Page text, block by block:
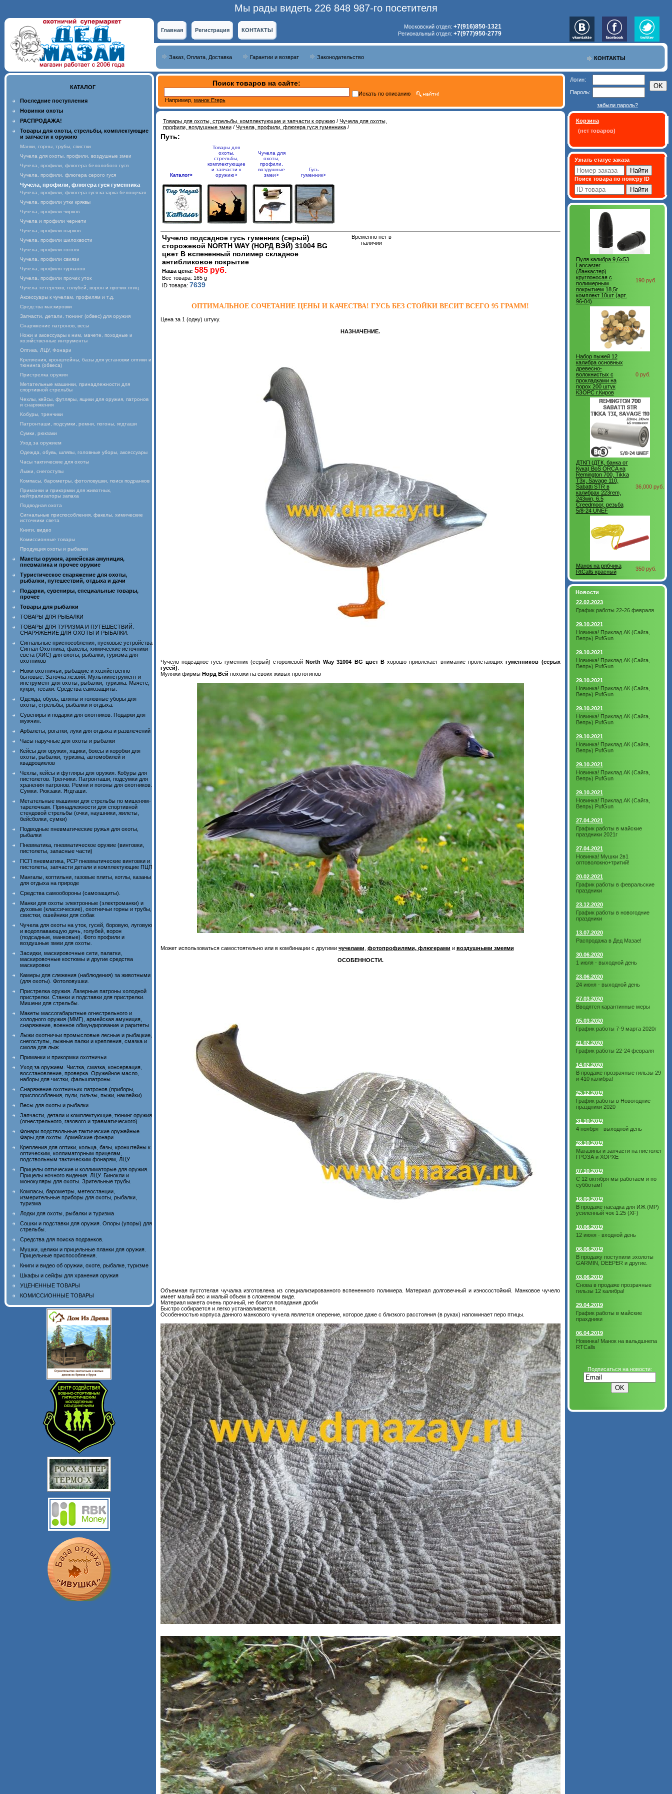
Мы рады видеть 226 848 987-го посетителя
Главная Регистрация КОНТАКТЫ
Московский отдел: +7(916)850-1321
Региональный отдел: +7(977)950-2779
КОНТАКТЫ
Заказ, Оплата, Доставка Гарантии и возврат Законодательство
КАТАЛОГ
Последние поступления
Новинки охоты
РАСПРОДАЖА!
Товары для охоты, стрельбы, комплектующие
и запчасти к оружию
Манки, горны, трубы, свистки
Чучела для охоты, профили, воздушные змеи
Чучела, профили, флюгера белолобого гуся
Чучела, профили, флюгера серого гуся
Чучела, профили, флюгера гуся гуменника
Чучела, профили, флюгера гуся казарка белощекая
Чучела, профили утки кряквы
Чучела, профили чирков
Чучела и профили чернети
Чучела, профили нырков
Чучела, профили шилохвости
Чучела, профили гоголя
Чучела, профили свиязи
Чучела, профиля турпанов
Чучела, профили прочих уток
Чучела тетеревов, голубей, ворон и прочих птиц
Аксессуары к чучелам, профилям и т.д.
Средства маскировки
Запчасти, детали, тюнинг (обвес) для оружия
Снаряжение патронов, весы
Ножи и аксессуары к ним, мачете, походные и
хозяйственные интрументы
Оптика, ЛЦУ, Фонари
Крепления, кронштейны, базы для установки оптики и
тюнинга (обвеса)
Пристрелка оружия
Метательные машинки, принадлежности для
спортивной стрельбы
Чехлы, кейсы, футляры, ящики для оружия, патронов
и снаряжения
Кобуры, тренчики
Патронташи, подсумки, ремни, погоны, ягдташи
Сумки, рюкзаки
Уход за оружием
Одежда, обувь, шляпы, головные уборы, аксессуары
Часы тактические для охоты
Лыжи, снегоступы
Компасы, барометры, фотоловушки, поиск подранков
Приманки и прикормки для животных,
нейтрализаторы запаха
Подводная охота
Сигнальные приспособления, факелы, химические
источники света
Книги, видео
Комиссионные товары
Продукция охоты и рыбалки
Макеты оружия, армейская амуниция,
пневматика и прочее оружие
Туристическое снаряжение для охоты,
рыбалки, путешествий, отдыха и дачи
Подарки, сувениры, специальные товары,
прочее
Товары для рыбалки
ТОВАРЫ ДЛЯ РЫБАЛКИ
ТОВАРЫ ДЛЯ ТУРИЗМА И ПУТЕШЕСТВИЙ.
СНАРЯЖЕНИЕ ДЛЯ ОХОТЫ И РЫБАЛКИ.
Сигнальные приспособления, пусковые устройства
Сигнал Охотника, факелы, химические источники
света (ХИС) для охоты, рыбалки, туризма для
охотников
Ножи охотничьи, рыбацкие и хозяйственно
бытовые. Заточка лезвий. Мультиинструмент и
инструмент для охоты, рыбалки, туризма. Мачете,
кукри, тесаки. Средства самозащиты.
Одежда, обувь, шляпы и головные уборы для
охоты, стрельбы, рыбалки и отдыха.
Сувениры и подарки для охотников. Подарки для
мужчин.
Арбалеты, рогатки, луки для отдыха и развлечений
Часы наручные для охоты и рыбалки
Кейсы для оружия, ящики, боксы и коробки для
охоты, рыбалки, туризма, автомобилей и
квадроциклов
Чехлы, кейсы и футляры для оружия. Кобуры для
пистолетов. Тренчики. Патронташи, подсумки для
хранения патронов. Ремни и погоны для охотников.
Сумки. Рюкзаки. Ягдташи.
Метательные машинки для стрельбы по мишеням-
тарелочкам. Принадлежности для спортивной
стендовой стрельбы (очки, наушники, жилеты,
бейсболки, сумки)
Подводные пневматические ружья для охоты,
рыбалки
Пневматика, пневматическое оружие (винтовки,
пистолеты, запасные части)
ПСП пневматика, PCP пневматические винтовки и
пистолеты, запчасти детали и комплектующие ПЦП
Мангалы, коптильни, газовые плиты, котлы, казаны
для отдыха на природе
Средства самообороны (самозащиты).
Манки для охоты электронные (электроманки) и
духовые (классические), охотничьи горны и трубы,
свистки, ошейники для собак
Чучела для охоты на уток, гусей, боровую, луговую
и водоплавающую дичь, голубей, ворон
(подсадные, манковые). Фото профили и
воздушные змеи для охоты.
Засидки, маскировочные сети, палатки,
маскировочные костюмы и другие средства
маскировки
Камеры для слежения (наблюдения) за животными
(для охоты). Фотоловушки.
Пристрелка оружия. Лазерные патроны холодной
пристрелки. Станки и подставки для пристрелки.
Мишени для стрельбы.
Макеты массогабаритные огнестрельного и
холодного оружия (ММГ), армейская амуниция,
снаряжение, военное обмундирование и раритеты
Лыжи охотничьи промысловые лесные и рыбацкие,
снегоступы, лыжные палки и крепления, смазка и
смола для лыж
Приманки и прикормки охотничьи
Уход за оружием. Чистка, смазка, консервация,
восстановление, проверка. Оружейное масло,
наборы для чистки, фальшпатроны.
Снаряжение охотничьих патронов (приборы,
приспособления, пули, гильзы, пыжи, наклейки)
Весы для охоты и рыбалки.
Запчасти, детали и комплектующие, тюнинг оружия
(огнестрельного, газового и травматического)
Фонари подствольные тактические оружейные.
Фары для охоты. Армейские фонари.
Крепления для оптики, кольца, базы, кронштейны к
оптическим, коллиматорным прицелам,
подствольным тактическим фонарям, ЛЦУ
Прицелы оптические и коллиматорые для оружия.
Прицелы ночного видения. ЛЦУ. Бинокли и
монокуляры для охоты. Зрительные трубы.
Компасы, барометры, метеостанции,
измерительные приборы для охоты, рыбалки,
туризма
Лодки для охоты, рыбалки и туризма
Сошки и подставки для оружия. Опоры (упоры) для
стрельбы.
Средства для поиска подранков.
Мушки, целики и прицельные планки для оружия.
Прицельные приспособления.
Книги и видео об оружии, охоте, рыбалке, туризме
Шкафы и сейфы для хранения оружия
УЦЕНЕННЫЕ ТОВАРЫ
КОМИССИОННЫЕ ТОВАРЫ
Поиск товаров на сайте:
Например, манок Егерь
Искать по описанию
Товары для охоты, стрельбы, комплектующие и запчасти к оружию/ Чучела для охоты,
профили, воздушные змеи/ Чучела, профили, флюгера гуся гуменника/
Путь:
Каталог>
Товары для
охоты,
стрельбы,
комплектующие
и запчасти к
оружию>
Чучела для
охоты,
профили,
воздушные
змеи>
Гусь
гуменник>
Чучело подсадное гусь гуменник (серый)
сторожевой NORTH WAY (НОРД ВЭЙ) 31004 BG
цвет B вспененный полимер складное
антибликовое покрытие
Наша цена: 585 руб.
Вес товара: 165 g
ID товара: 7639
Временно нет в
наличии
ОПТИМАЛЬНОЕ СОЧЕТАНИЕ ЦЕНЫ И КАЧЕСТВА! ГУСЬ БЕЗ СТОЙКИ ВЕСИТ ВСЕГО 95 ГРАММ!
Цена за 1 (одну) штуку.
НАЗНАЧЕНИЕ.
Чучело подсадное гусь гуменник (серый) сторожевойNorth Way 31004 BG цвет Bхорошо привлекает внимание пролетающихгуменников (серых
гусей)
Муляжи фирмы Норд Вей похожи на своих живых прототипов
Может использоваться самостоятельно или в комбинации с другими чучелами фотопрофилями, флюгерами и воздушными змеями
ОСОБЕННОСТИ.
Объемная пустотелая чучалка изготовлена из специализированного вспененного полимера. Материал долговечный и износостойкий. Манковое чучело
имеет малый вес и малый объем в сложенном виде.
Материал макета очень прочный, не боится попадания дроби
Быстро собирается и легко устанавливается.
Особенностью корпуса данного манкового чучела является оперение, которое даже с близкого расстояния (в руках) напоминает перо птицы.
Логин:
Пароль:
забыли пароль?
Корзина
(нет товаров)
Узнать статус заказа
Поиск товара по номеру ID
Пуля калибра 9,6х53
Lancaster
(Ланкастер)
круглоносая с
полимерным
покрытием 18,5г
комплект 10шт (арт.
96-04)
190 руб.
Набор пыжей 12
калибра основных
древесно-
волокнистых с
прокладками на
порох 200 штук
КЗОРС г.Киров
0 руб.
ДТКП (ДТК, банка от
Кука) BoS ORCA на
Remington 700, Tikka
T3x, Savage 110,
Sabatti STR в
калибрах 223rem,
243win, 6.5
Creedmoor, резьба
5/8-24 UNEF
36,000 руб.
Манок на рябчика
RtCalls красный
350 руб.
Новости
22.02.2023
График работы 22-26 февраля
29.10.2021
Новинка! Приклад АК (Сайга,
Вепрь) PufGun
29.10.2021
Новинка! Приклад АК (Сайга,
Вепрь) PufGun
29.10.2021
Новинка! Приклад АК (Сайга,
Вепрь) PufGun
29.10.2021
Новинка! Приклад АК (Сайга,
Вепрь) PufGun
29.10.2021
Новинка! Приклад АК (Сайга,
Вепрь) PufGun
29.10.2021
Новинка! Приклад АК (Сайга,
Вепрь) PufGun
29.10.2021
Новинка! Приклад АК (Сайга,
Вепрь) PufGun
27.04.2021
График работы в майские
праздники 2021г
27.04.2021
Новинка! Мушки 2в1
оптоволокно+тритий!
20.02.2021
График работы в февральские
праздники
23.12.2020
График работы в новогодние
праздники
13.07.2020
Распродажа в Дед Мазае!
30.06.2020
1 июля - выходной день
23.06.2020
24 июня - выходной день
27.03.2020
Вводятся карантинные меры
05.03.2020
График работы 7-9 марта 2020г
21.02.2020
График работы 22-24 февраля
14.02.2020
В продаже прозрачные гильзы 29
и 410 калибра!
25.12.2019
График работы в Новогодние
праздники 2020
31.10.2019
4 ноября - выходной день
28.10.2019
Магазины и запчасти на пистолет
ГРОЗА и ХОРХЕ
07.10.2019
С 12 октября мы работаем и по
субботам!
16.09.2019
В продаже насадка для ИЖ (МР)
усиленный чок 1.25 (XF)
10.06.2019
12 июня - входной день
06.06.2019
В продажу поступили эхолоты
GARMIN, DEEPER и другие.
03.06.2019
Снова в продаже прозрачные
гильзы 12 калибра!
29.04.2019
График работы в майские
прахдники
06.04.2019
Новинка! Манок на вальдшнепа
RTCalls
Подписаться на новости: